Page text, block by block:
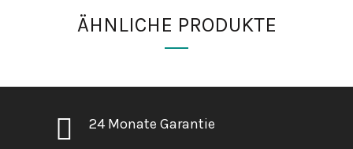
ÄHNLICHE PRODUKTE
24 Monate Garantie